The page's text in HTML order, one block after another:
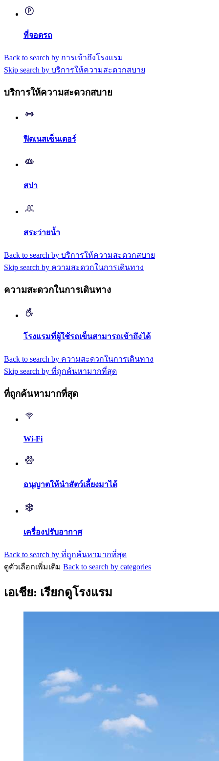
ที่จอดรถ
Back to search by การเข้าถึงโรงแรม
Skip search by บริการให้ความสะดวกสบาย
บริการให้ความสะดวกสบาย
ฟิตเนสเซ็นเตอร์
สปา
สระว่ายน้ำ
Back to search by บริการให้ความสะดวกสบาย
Skip search by ความสะดวกในการเดินทาง
ความสะดวกในการเดินทาง
โรงแรมที่ผู้ใช้รถเข็นสามารถเข้าถึงได้
Back to search by ความสะดวกในการเดินทาง
Skip search by ที่ถูกค้นหามากที่สุด
ที่ถูกค้นหามากที่สุด
Wi-Fi
อนุญาตให้นำสัตว์เลี้ยงมาได้
เครื่องปรับอากาศ
Back to search by ที่ถูกค้นหามากที่สุด
ดูตัวเลือกเพิ่มเติม Back to search by categories
เอเชีย: เรียกดูโรงแรม